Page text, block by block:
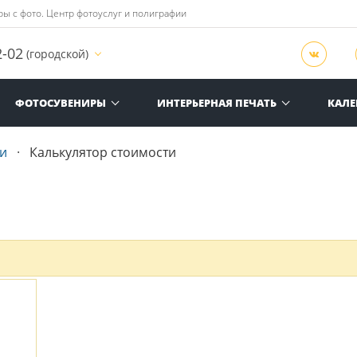
с фото. Центр фотоуслуг и полиграфии
02 (городской)
ФОТОСУВЕНИРЫ ИНТЕРЬЕРНАЯ ПЕЧАТЬ
Калькулятор стоимости